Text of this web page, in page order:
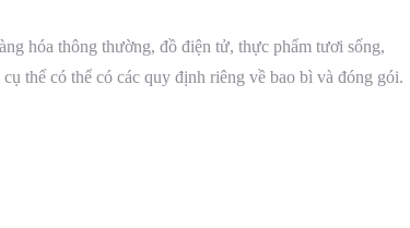
hóa thông thường, đồ điện tử, thực phẩm tươi sống,
thể có thể có các quy định riêng về bao bì và đóng gói.